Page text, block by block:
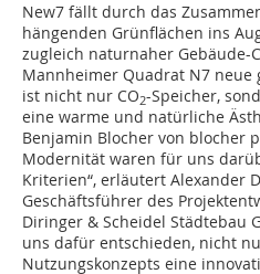
New7 fällt durch das
hängenden Grünflächen ins
zugleich naturnaher Gebäude-
Mannheimer Quadrat N7 neue
ist nicht nur CO2-Speicher,
eine warme und natürliche
Benjamin Blocher von blocher
Modernität waren für uns
Kriterien“, erläutert Alexander
Geschäftsführer des
Diringer & Scheidel Städtebau
uns dafür entschieden, nicht
Nutzungskonzepts eine